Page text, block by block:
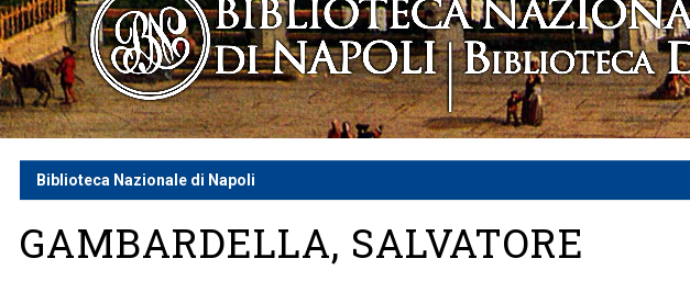
Biblioteca Nazionale di Napoli
GAMBARDELLA, SALVATORE